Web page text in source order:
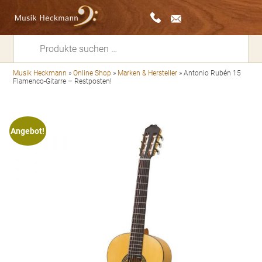
Musik Heckmann »Online Shop » Marken & Hersteller »Antonio Rubén 15
Flamenco-Gitarre – Restposten!
Angebot!